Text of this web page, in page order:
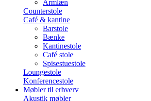
Armlæn
Counterstole
Café & kantine
Barstole
Bænke
Kantinestole
Café stole
Spisestuestole
Loungestole
Konferencestole
Møbler til erhverv
Akustik møbler